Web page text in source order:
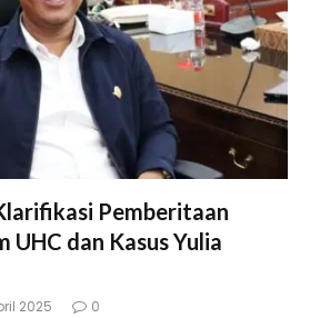
Pemberitaan
dan Kasus Yulia
2025 0